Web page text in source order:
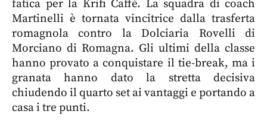
fatica per la Krifi Caffé. La squadra di coach
Martinelli è tornata vincitrice dalla trasferta
romagnola contro la Dolciaria Rovelli di
Morciano di Romagna. Gli ultimi della classe
hanno provato a conquistare il tie-break, ma i
granata hanno dato la stretta decisiva
chiudendo il quarto set ai vantaggi e portando a
casa i tre punti.